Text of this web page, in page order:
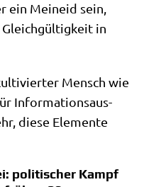
ein Mein­eid sein,
in
Mensch wie
Infor­ma­ti­ons­aus­
die­se Ele­men­te
politischer Kampf